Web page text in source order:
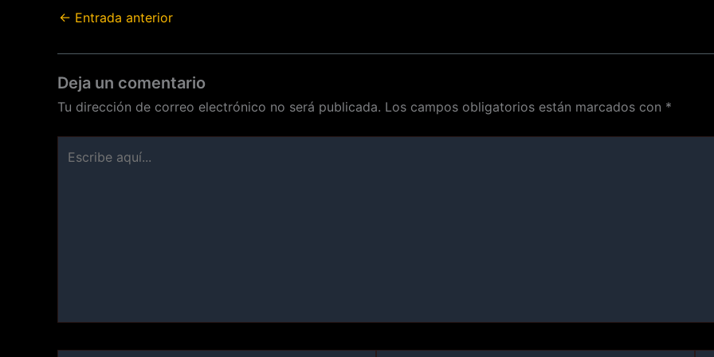
← Entrada anterior
Deja un comentario
Tu dirección de correo electrónico no será publicada. Los campos obligatorios están marcados con *
aquí...